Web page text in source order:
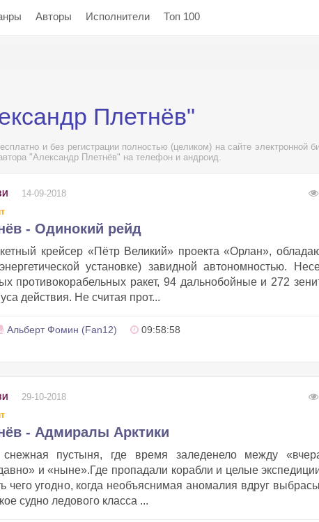
Авторы Исполнители Топ 100
Плетнёв"
и без регистрации полностью (целиком) на сайте электронной
"Александр Плетнёв" на телефон и андроид.
14-09-2018
- Одинокий рейд
крейсер «Пётр Великий» проекта «Орлан»,
установке) завидной автономностью.
противокорабельных ракет, 94 дальнобойные и 272
действия. Не считая прот...
Альберт Фомин (Fan12) 09:58:58
29-10-2018
- Адмиралы Арктики
снежная пустыня, где время заледенело между
и «ныне».Где пропадали корабли и целые
угодно, когда необъяснимая аномалия вдруг
судно ледового класса ...